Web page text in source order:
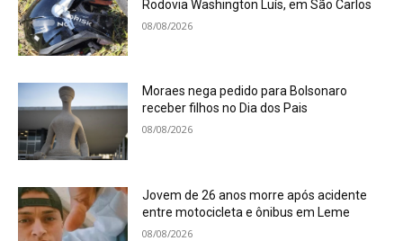
Rodovia Washington Luís, em São Carlos
08/08/2026
Moraes nega pedido para Bolsonaro
receber filhos no Dia dos Pais
08/08/2026
Jovem de 26 anos morre após acidente
entre motocicleta e ônibus em Leme
08/08/2026